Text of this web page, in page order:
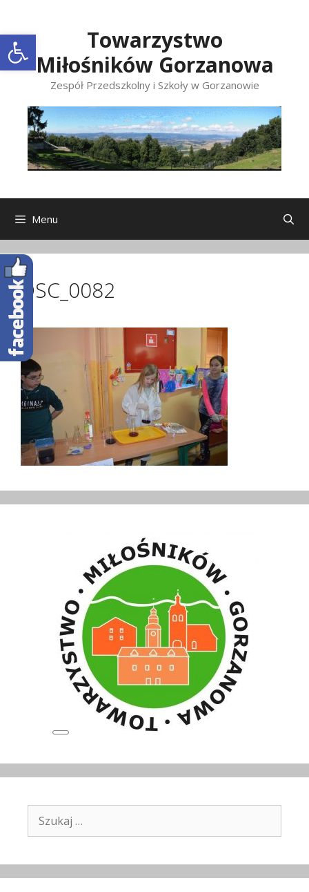
Open toolbar
treści
Towarzystwo
Miłośników Gorzanowa
Zespół Przedszkolny i Szkoły w Gorzanowie
Menu
DSC_0082
Long
Szukaj: